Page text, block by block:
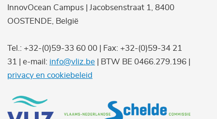
InnovOcean Campus | Jacobsenstraat 1, 8400
OOSTENDE, België
Tel.: +32-(0)59-33 60 00 | Fax: +32-(0)59-34 21
31 | e-mail: info@vliz.be | BTW BE 0466.279.196 |
privacy en cookiebeleid